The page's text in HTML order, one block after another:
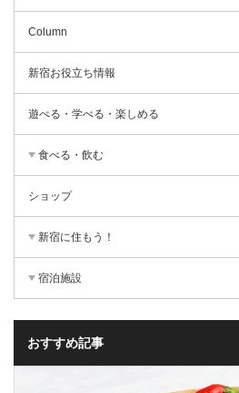
Column
新宿お役立ち情報
遊べる・学べる・楽しめる
食べる・飲む
ショップ
新宿に住もう！
宿泊施設
おすすめ記事